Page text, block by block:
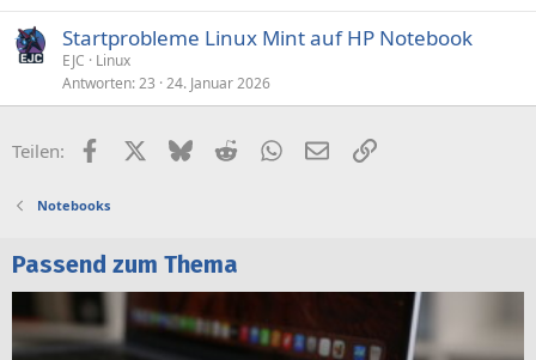
Startprobleme Linux Mint auf HP Notebook
EJC
Linux
Antworten 23 24. Januar 2026
Teilen: FacebookX (Twitter)
BlueskyRedditWhatsApp
E-MailLink
Notebooks
Passend zum Thema